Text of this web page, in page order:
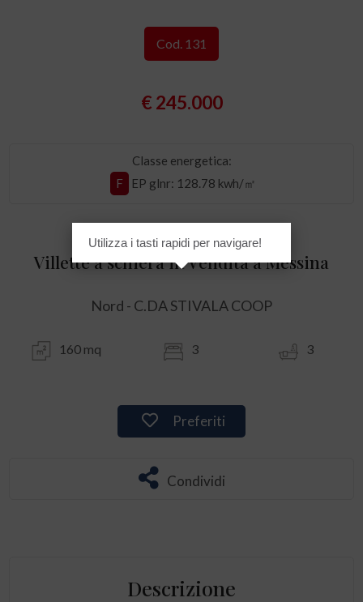
Cod. 131
€ 245.000
Classe energetica:
F
EP glnr: 128.78 kwh/㎡
Villette a schiera in Vendita a Messina
Nord - C.DA STIVALA COOP
160 mq 3 3
Preferiti
Condividi
Descrizione
Utilizza i tasti rapidi per navigare!